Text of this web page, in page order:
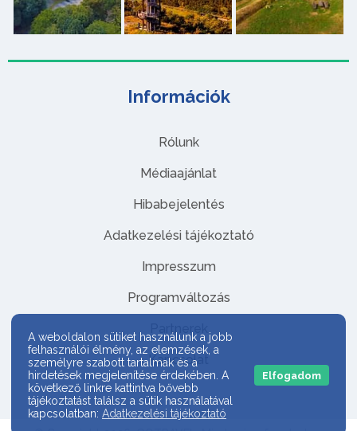
Információk
Rólunk
Médiaajánlat
Hibabejelentés
Adatkezelési tájékoztató
Impresszum
Programváltozás
Partnerek
Kapcsolat
A weboldalon sütiket használunk a jobb
felhasználói élmény, az elemzések, a
személyre szabott tartalmak és a
hirdetések megjelenítése érdekében. A
következő linkre kattintva bővebb
tájékoztatást találsz a sütik használatával
kapcsolatban: Adatkezelési tájékoztató
Elfogadom